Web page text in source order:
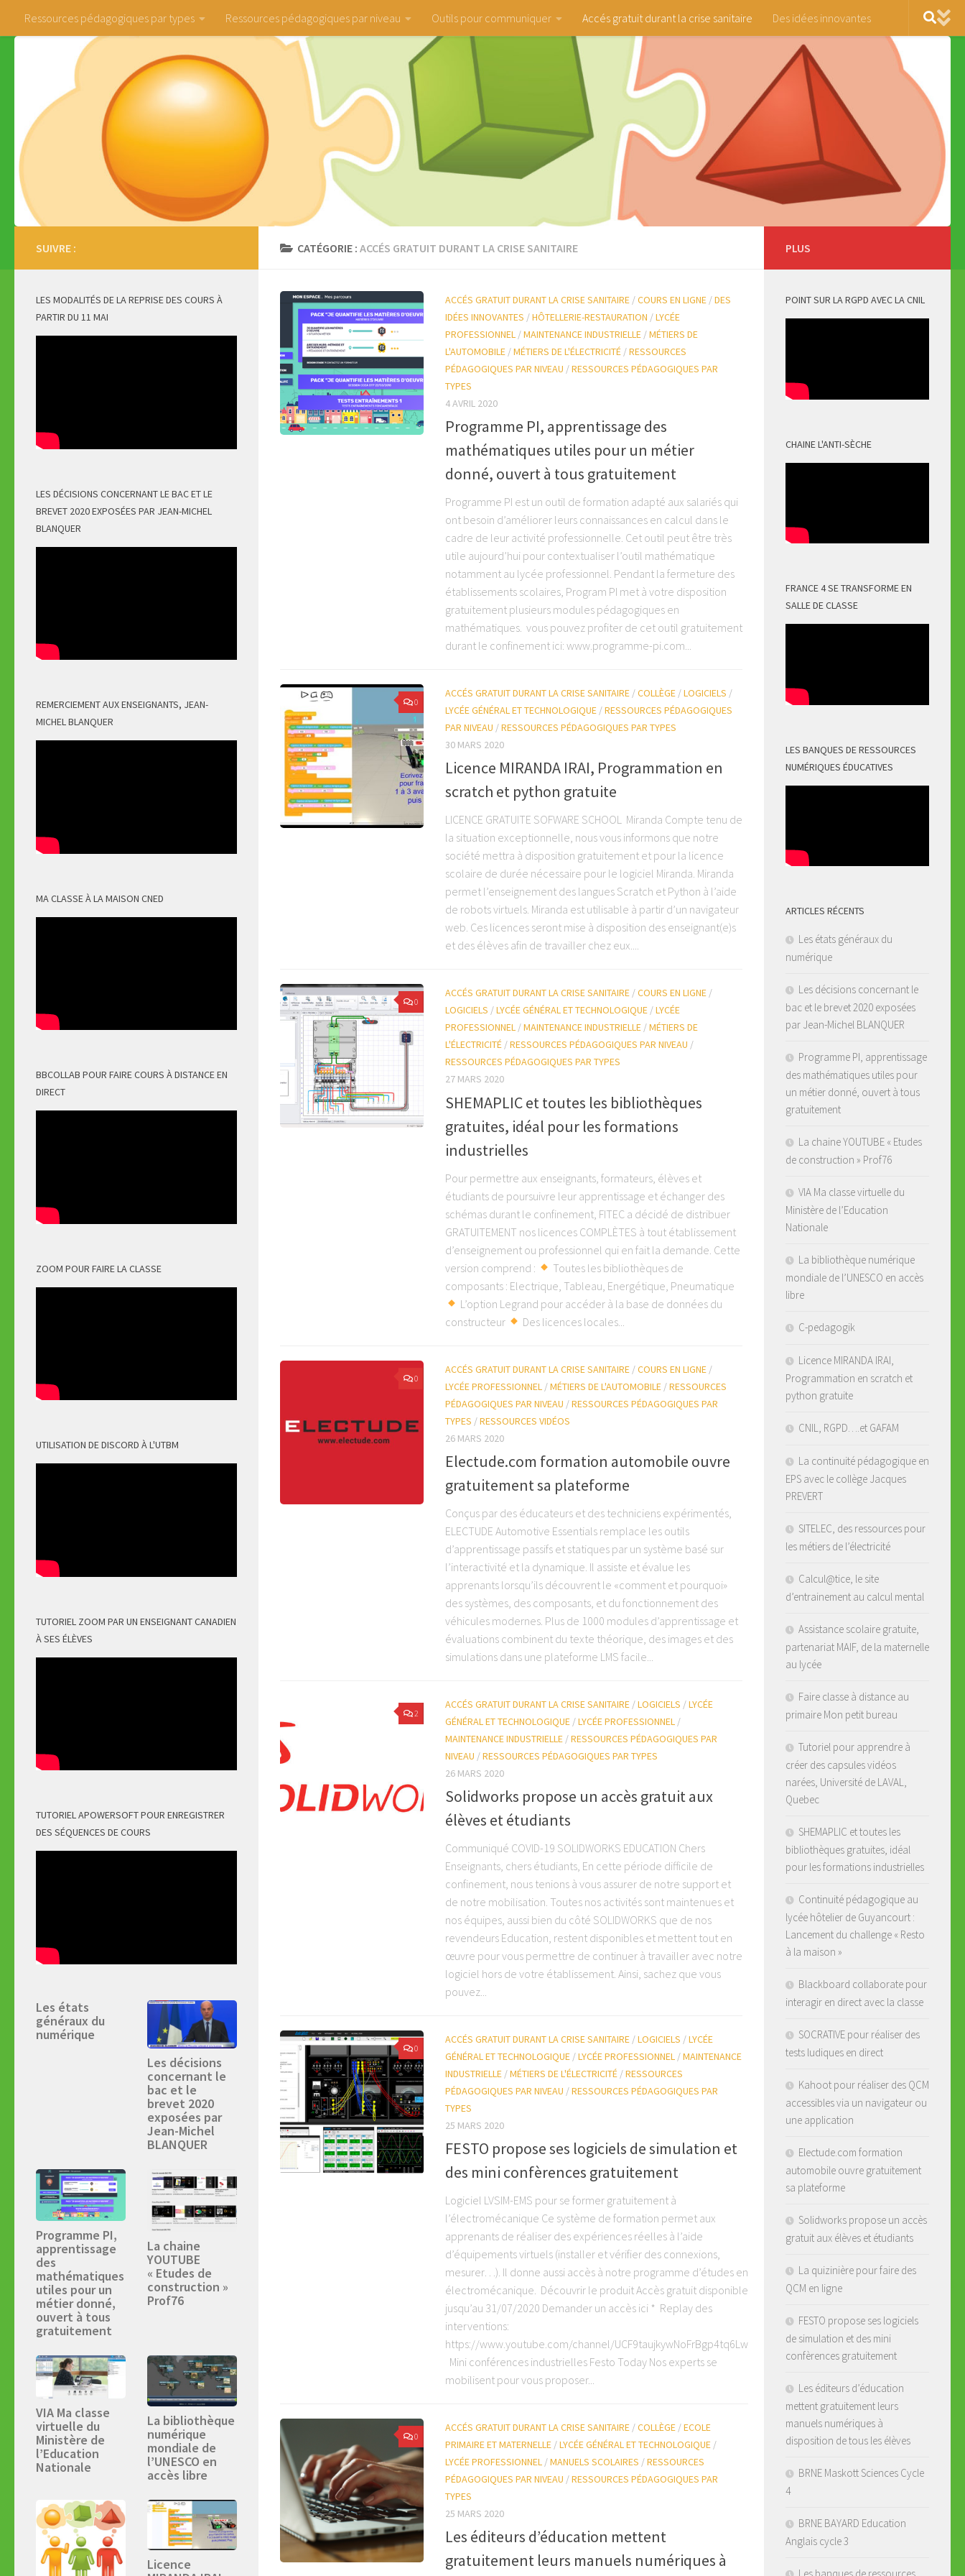
Skip to content
Ressources pédagogiques par types Ressources pédagogiques par niveau Outils pour communiquer Accés gratuit durant la crise sanitaire Des idées innovantes
CATÉGORIE : ACCÉS GRATUIT DURANT LA CRISE SANITAIRE
ACCÉS GRATUIT DURANT LA CRISE SANITAIRE /COURS EN LIGNE /DES
IDÉES INNOVANTES /HÔTELLERIE-RESTAURATION /LYCÉE
PROFESSIONNEL /MAINTENANCE INDUSTRIELLE /MÉTIERS DE
L'AUTOMOBILE /MÉTIERS DE L'ÉLECTRICITÉ /RESSOURCES
PÉDAGOGIQUES PAR NIVEAU /RESSOURCES PÉDAGOGIQUES PAR
TYPES
4 AVRIL 2020
Programme PI, apprentissage des
mathématiques utiles pour un métier
donné, ouvert à tous gratuitement
Programme PI est un outil de formation adapté aux salariés qui
ont besoin d’améliorer leurs connaissances en calcul dans le
cadre de leur activité professionnelle. Cet outil peut être très
utile aujourd’hui pour contextualiser l’outil mathématique
notamment au lycée professionnel. Pendant la fermeture des
établissements scolaires, Program PI met à votre disposition
gratuitement plusieurs modules pédagogiques en
mathématiques. vous pouvez profiter de cet outil gratuitement
durant le confinement ici: www.programme-pi.com...
0
ACCÉS GRATUIT DURANT LA CRISE SANITAIRE /COLLÈGE /LOGICIELS /
LYCÉE GÉNÉRAL ET TECHNOLOGIQUE /RESSOURCES PÉDAGOGIQUES
PAR NIVEAU /RESSOURCES PÉDAGOGIQUES PAR TYPES
30 MARS 2020
Licence MIRANDA IRAI, Programmation en
scratch et python gratuite
LICENCE GRATUITE SOFWARE SCHOOL Miranda Compte tenu de
la situation exceptionnelle, nous vous informons que notre
société mettra à disposition gratuitement et pour la licence
scolaire de durée nécessaire pour le logiciel Miranda. Miranda
permet l’enseignement des langues Scratch et Python à l’aide
de robots virtuels. Miranda est utilisable à partir d’un navigateur
web. Ces licences seront mise à disposition des enseignant(e)s
et des élèves afin de travailler chez eux....
0
ACCÉS GRATUIT DURANT LA CRISE SANITAIRE /COURS EN LIGNE /
LOGICIELS /LYCÉE GÉNÉRAL ET TECHNOLOGIQUE /LYCÉE
PROFESSIONNEL /MAINTENANCE INDUSTRIELLE /MÉTIERS DE
L'ÉLECTRICITÉ /RESSOURCES PÉDAGOGIQUES PAR NIVEAU /
RESSOURCES PÉDAGOGIQUES PAR TYPES
27 MARS 2020
SHEMAPLIC et toutes les bibliothèques
gratuites, idéal pour les formations
industrielles
Pour permettre aux enseignants, formateurs, élèves et
étudiants de poursuivre leur apprentissage et échanger des
schémas durant le confinement, FITEC a décidé de distribuer
GRATUITEMENT nos licences COMPLÈTES à tout établissement
d’enseignement ou professionnel qui en fait la demande. Cette
version comprend :
Toutes les bibliothèques de
composants : Electrique, Tableau, Energétique, Pneumatique
L’option Legrand pour accéder à la base de données du
constructeur
Des licences locales...
0
ACCÉS GRATUIT DURANT LA CRISE SANITAIRE /COURS EN LIGNE /
LYCÉE PROFESSIONNEL /MÉTIERS DE L'AUTOMOBILE /RESSOURCES
PÉDAGOGIQUES PAR NIVEAU /RESSOURCES PÉDAGOGIQUES PAR
TYPES /RESSOURCES VIDÉOS
26 MARS 2020
Electude.com formation automobile ouvre
gratuitement sa plateforme
Conçus par des éducateurs et des techniciens expérimentés,
ELECTUDE Automotive Essentials remplace les outils
d’apprentissage passifs et statiques par un système basé sur
l’interactivité et la dynamique. Il assiste et évalue les
apprenants lorsqu’ils découvrent le «comment et pourquoi»
des systèmes, des composants, et du fonctionnement des
véhicules modernes. Plus de 1000 modules d’apprentissage et
évaluations combinent du texte théorique, des images et des
simulations dans une plateforme LMS facile...
2
ACCÉS GRATUIT DURANT LA CRISE SANITAIRE /LOGICIELS /LYCÉE
GÉNÉRAL ET TECHNOLOGIQUE /LYCÉE PROFESSIONNEL /
MAINTENANCE INDUSTRIELLE /RESSOURCES PÉDAGOGIQUES PAR
NIVEAU /RESSOURCES PÉDAGOGIQUES PAR TYPES
26 MARS 2020
Solidworks propose un accès gratuit aux
élèves et étudiants
Communiqué COVID-19 SOLIDWORKS EDUCATION Chers
Enseignants, chers étudiants, En cette période difficile de
confinement, nous tenions à vous assurer de notre support et
de notre mobilisation. Toutes nos activités sont maintenues et
nos équipes, aussi bien du côté SOLIDWORKS que de nos
revendeurs Education, restent disponibles et mettent tout en
œuvre pour vous permettre de continuer à travailler avec notre
logiciel hors de votre établissement. Ainsi, sachez que vous
pouvez...
0
ACCÉS GRATUIT DURANT LA CRISE SANITAIRE /LOGICIELS /LYCÉE
GÉNÉRAL ET TECHNOLOGIQUE /LYCÉE PROFESSIONNEL /MAINTENANCE
INDUSTRIELLE /MÉTIERS DE L'ÉLECTRICITÉ /RESSOURCES
PÉDAGOGIQUES PAR NIVEAU /RESSOURCES PÉDAGOGIQUES PAR
TYPES
25 MARS 2020
FESTO propose ses logiciels de simulation et
des mini confèrences gratuitement
Logiciel LVSIM-EMS pour se former gratuitement à
l’électromécanique Ce système de formation permet aux
apprenants de réaliser des expériences réelles à l’aide
d’équipements virtuels (installer et vérifier des connexions,
mesurer…). Il donne aussi accès à notre programme d’études en
électromécanique. Découvrir le produit Accès gratuit disponible
jusqu’au 31/07/2020 Demander un accès ici * Replay des
interventions:
https://www.youtube.com/channel/UCF9taujkywNoFrBgp4tq6Lw
Mini conférences industrielles Festo Today Nos experts se
mobilisent pour vous proposer...
0
ACCÉS GRATUIT DURANT LA CRISE SANITAIRE /COLLÈGE /ECOLE
PRIMAIRE ET MATERNELLE /LYCÉE GÉNÉRAL ET TECHNOLOGIQUE /
LYCÉE PROFESSIONNEL /MANUELS SCOLAIRES /RESSOURCES
PÉDAGOGIQUES PAR NIVEAU /RESSOURCES PÉDAGOGIQUES PAR
TYPES
25 MARS 2020
Les éditeurs d’éducation mettent
gratuitement leurs manuels numériques à
SUIVRE :
LES MODALITÉS DE LA REPRISE DES COURS À
PARTIR DU 11 MAI
LES DÉCISIONS CONCERNANT LE BAC ET LE
BREVET 2020 EXPOSÉES PAR JEAN-MICHEL
BLANQUER
REMERCIEMENT AUX ENSEIGNANTS, JEAN-
MICHEL BLANQUER
MA CLASSE À LA MAISON CNED
BBCOLLAB POUR FAIRE COURS À DISTANCE EN
DIRECT
ZOOM POUR FAIRE LA CLASSE
UTILISATION DE DISCORD À L'UTBM
TUTORIEL ZOOM PAR UN ENSEIGNANT CANADIEN
À SES ÉLÈVES
TUTORIEL APOWERSOFT POUR ENREGISTRER
DES SÉQUENCES DE COURS
Les états
généraux du
numérique
Les décisions
concernant le
bac et le
brevet 2020
exposées par
Jean-Michel
BLANQUER
Programme PI,
apprentissage
des
mathématiques
utiles pour un
métier donné,
ouvert à tous
gratuitement
La chaine
YOUTUBE
« Etudes de
construction »
Prof76
VIA Ma classe
virtuelle du
Ministère de
l’Education
Nationale
La bibliothèque
numérique
mondiale de
l’UNESCO en
accès libre
Licence
PLUS
POINT SUR LA RGPD AVEC LA CNIL
CHAINE L'ANTI-SÈCHE
FRANCE 4 SE TRANSFORME EN
SALLE DE CLASSE
LES BANQUES DE RESSOURCES
NUMÉRIQUES ÉDUCATIVES
ARTICLES RÉCENTS
Les états généraux du
numérique
Les décisions concernant le
bac et le brevet 2020 exposées
par Jean-Michel BLANQUER
Programme PI, apprentissage
des mathématiques utiles pour
un métier donné, ouvert à tous
gratuitement
La chaine YOUTUBE « Etudes
de construction » Prof76
VIA Ma classe virtuelle du
Ministère de l’Education
Nationale
La bibliothèque numérique
mondiale de l’UNESCO en accès
libre
C-pedagogik
Licence MIRANDA IRAI,
Programmation en scratch et
python gratuite
CNIL, RGPD….et GAFAM
La continuité pédagogique en
EPS avec le collège Jacques
PREVERT
SITELEC, des ressources pour
les métiers de l’électricité
Calcul@tice, le site
d’entrainement au calcul mental
Assistance scolaire gratuite,
partenariat MAIF, de la maternelle
au lycée
Faire classe à distance au
primaire Mon petit bureau
Tutoriel pour apprendre à
créer des capsules vidéos
narées, Université de LAVAL,
Quebec
SHEMAPLIC et toutes les
bibliothèques gratuites, idéal
pour les formations industrielles
Continuité pédagogique au
lycée hôtelier de Guyancourt :
Lancement du challenge « Resto
à la maison »
Blackboard collaborate pour
interagir en direct avec la classe
SOCRATIVE pour réaliser des
tests ludiques en direct
Kahoot pour réaliser des QCM
accessibles via un navigateur ou
une application
Electude.com formation
automobile ouvre gratuitement
sa plateforme
Solidworks propose un accès
gratuit aux élèves et étudiants
La quizinière pour faire des
QCM en ligne
FESTO propose ses logiciels
de simulation et des mini
confèrences gratuitement
Les éditeurs d’éducation
mettent gratuitement leurs
manuels numériques à
disposition de tous les élèves
BRNE Maskott Sciences Cycle
4
BRNE BAYARD Education
Anglais cycle 3